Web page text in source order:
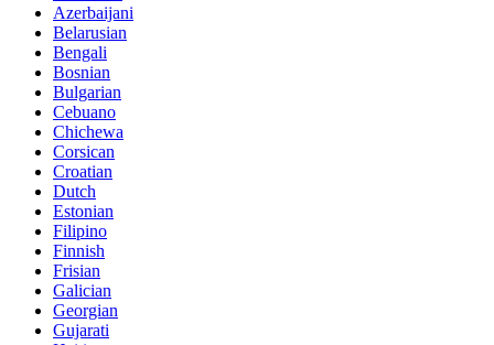
Azerbaijani
Belarusian
Bengali
Bosnian
Bulgarian
Cebuano
Chichewa
Corsican
Croatian
Dutch
Estonian
Filipino
Finnish
Frisian
Galician
Georgian
Gujarati